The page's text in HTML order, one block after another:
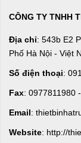
CÔNG TY TNHH
Địa chỉ: 543b E2
Phố Hà Nội - Việt
Số điện thoại:
Fax: 0977811980
Email:
Website: http://